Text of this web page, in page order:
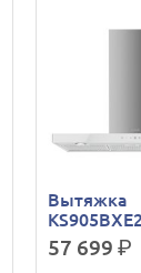
Вытяжка
57 699р.